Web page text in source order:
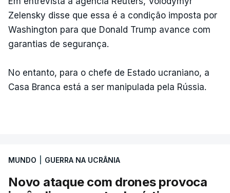
Zelensky disse que essa é a condição imposta por
Washington para que Donald Trump avance com
garantias de segurança.
No entanto, para o chefe de Estado ucraniano, a
Casa Branca está a ser manipulada pela Rússia.
MUNDO GUERRA NA UCRÂNIA
Novo ataque com drones provoca